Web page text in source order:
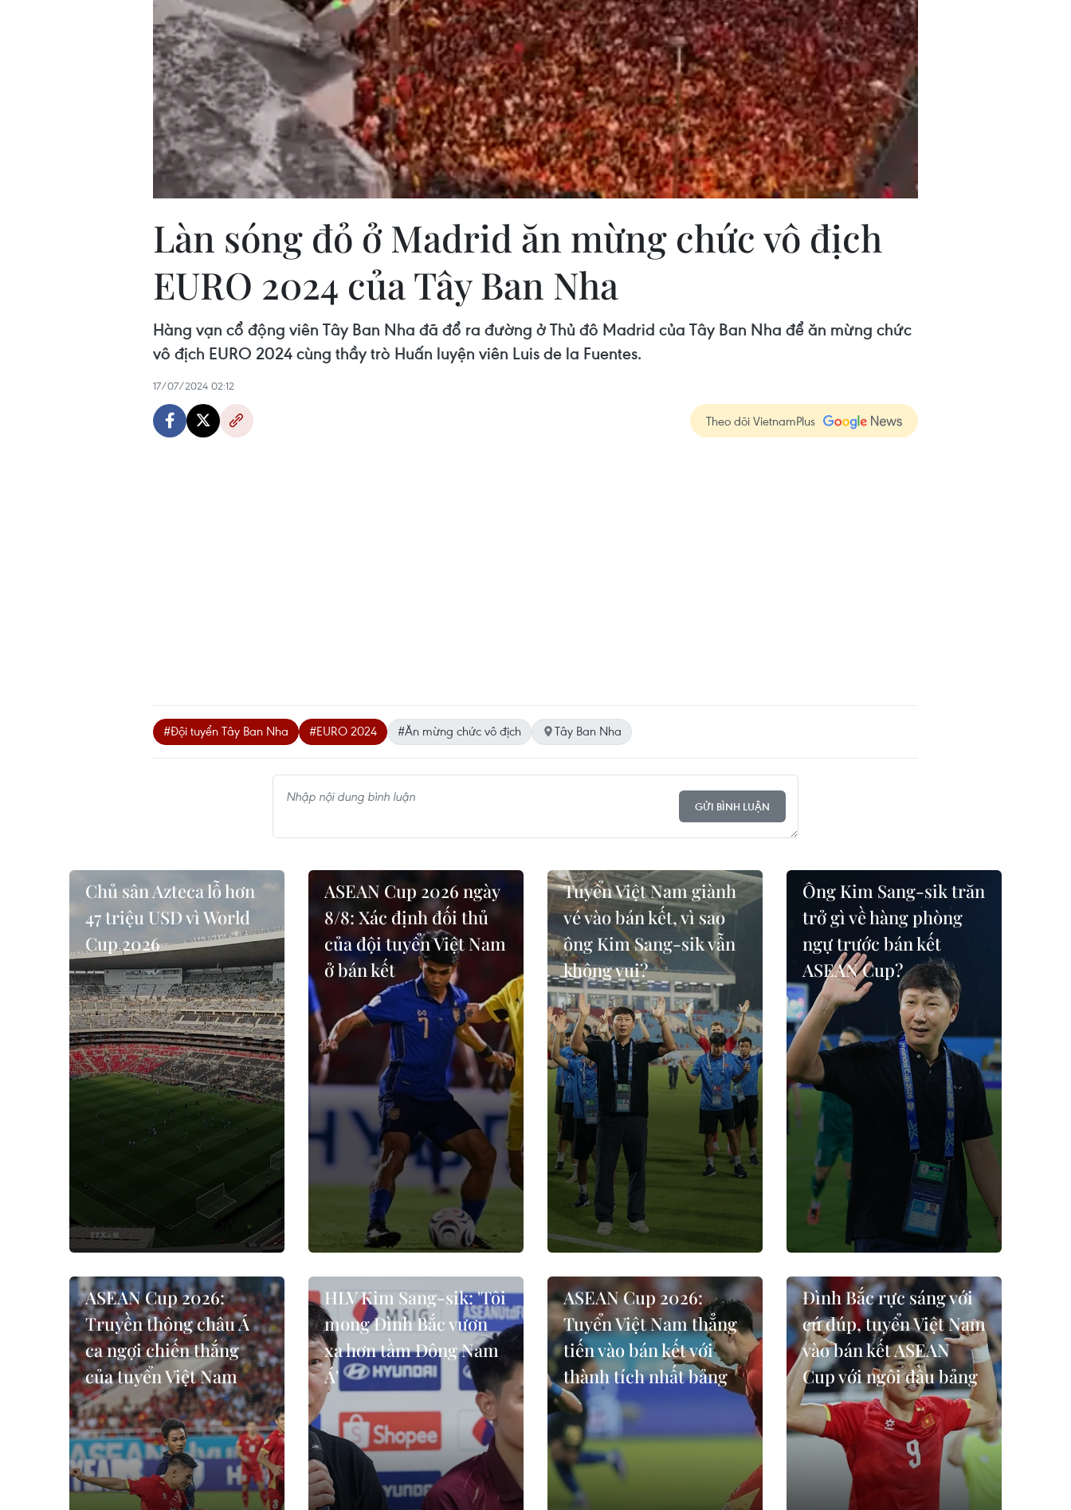
Làn sóng đỏ ở Madrid ăn mừng chức vô địch
EURO 2024 của Tây Ban Nha
Hàng vạn cổ động viên Tây Ban Nha đã đổ ra đường ở Thủ đô Madrid của Tây Ban Nha để ăn mừng chức
vô địch EURO 2024 cùng thầy trò Huấn luyện viên Luis de la Fuentes.
17/07/2024 02:12
Theo dõi VietnamPlus
#Đội tuyển Tây Ban Nha #EURO 2024 #Ăn mừng chức vô địch Tây Ban Nha
GỬI BÌNH LUẬN
Chủ sân Azteca lỗ hơn
47 triệu USD vì World
Cup 2026
ASEAN Cup 2026 ngày
8/8: Xác định đối thủ
của đội tuyển Việt Nam
ở bán kết
Tuyển Việt Nam giành
vé vào bán kết, vì sao
ông Kim Sang-sik vẫn
không vui?
Ông Kim Sang-sik trăn
trở gì về hàng phòng
ngự trước bán kết
ASEAN Cup?
ASEAN Cup 2026:
Truyền thông châu Á
ca ngợi chiến thắng
của tuyển Việt Nam
HLV Kim Sang-sik: 'Tôi
mong Đình Bắc vươn
xa hơn tầm Đông Nam
Á'
ASEAN Cup 2026:
Tuyển Việt Nam thẳng
tiến vào bán kết với
thành tích nhất bảng
Đình Bắc rực sáng với
cú đúp, tuyển Việt Nam
vào bán kết ASEAN
Cup với ngôi đầu bảng